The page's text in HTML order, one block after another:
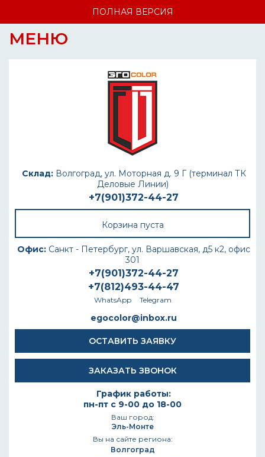
ПОЛНАЯ ВЕРСИЯ
МЕНЮ
Склад:Волгоград, ул. Моторная д. 9 Г (терминал ТК
Деловые Линии)
+7(901)372-44-27
Корзина пуста
Офис: Санкт - Петербург, ул. Варшавская, д5 к2, офис
301
+7(901)372-44-27
+7(812)493-44-47
WhatsApp Telegram
egocolor@inbox.ru
ОСТАВИТЬ ЗАЯВКУ
ЗАКАЗАТЬ ЗВОНОК
График работы:
пн-пт с 9-00 до 18-00
Ваш город:
Эль-Монте
Вы на сайте региона:
Волгоград